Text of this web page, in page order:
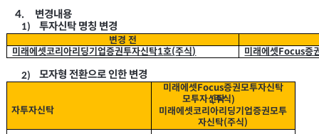
4.
변경내용
1) 투자신탁 명칭 변경
변경 전
미래에셋코리아리딩기업증권투자신탁1호(주식) 미래에셋Focus증
2) 모자형 전환으로 인한 변경
모투자신탁
자투자신탁
미래에셋Focus증권모투자신탁
(주식)
미래에셋코리아리딩기업증권모투
자신탁(주식)